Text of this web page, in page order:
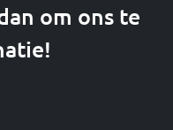
om ons te